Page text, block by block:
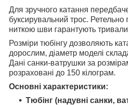
Для зручного катання
буксирувальний трос.
ниткою шви гарантують
Розміри тюбінгу дозволяють
дорослим, діаметр моделі
Дані санки-ватрушки за
розраховані до 150 кілограм.
Основні характеристики:
Тюбінг (надувні санки,